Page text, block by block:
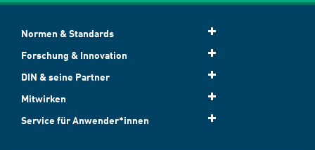
Normen & Standards
Forschung & Innovation
DIN & seine Partner
Mitwirken
Service für Anwender*innen